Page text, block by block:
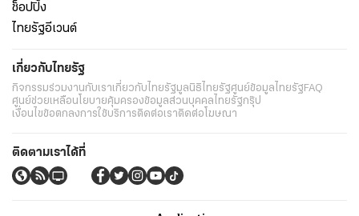
ช็อปปิ้ง
ไทยรัฐอีเวนต์
เกี่ยวกับไทยรัฐ
กิจกรรมร่วมงานกับเราเกี่ยวกับไทยรัฐมูลนิธิไทยรัฐศูนย์ข้อมูลไทยรัฐFAQ
ศูนย์ช่วยเหลือนโยบายคุ้มครองข้อมูลส่วนบุคคลไทยรัฐกรุ๊ป
เงื่อนไขข้อตกลงการใช้บริการติดต่อเราติดต่อโฆษณา
ติดตามเราได้ที่